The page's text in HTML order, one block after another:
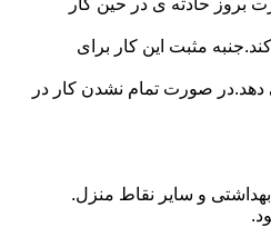
بروز حادثه ی در حین کار
مثبت این کار برای
پلن قیمتی 4 ساعته 6 ساعته و 8 ساعته به مشتریان ارائه می دهد.در صورت تمام نشدن کار در
و سایر نقاط منزل.